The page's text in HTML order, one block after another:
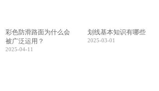
彩色防滑路面为什么会
被广泛运用？
2025-04-11
划线基本知识有哪些
2025-03-01